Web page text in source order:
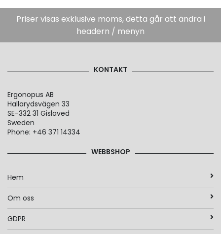
Priser visas exklusive moms, detta går att ändra i
headern / menyn
KONTAKT
Ergonopus AB
Hallarydsvägen 33
SE-332 31 Gislaved
Sweden
Phone: +46 371 14334
WEBBSHOP
Hem
Om oss
GDPR